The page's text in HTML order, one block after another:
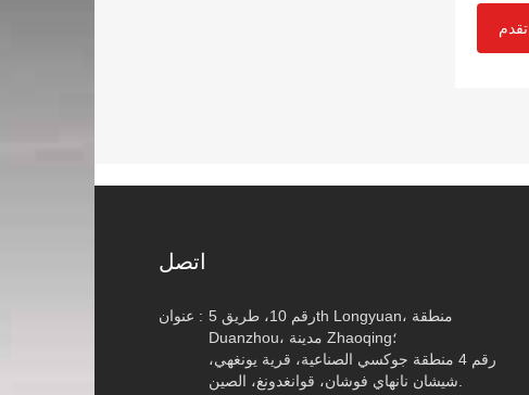
تقدم
اتصل
عنوان : رقم 10، طريق 5th Longyuan، منطقة
Duanzhou، مدينة Zhaoqing؛
رقم 4 منطقة جوكسي الصناعية، قرية يونغهي،